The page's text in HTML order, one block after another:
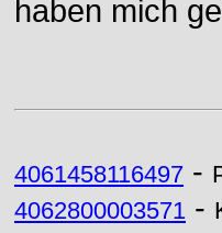
haben mich
4061458116497 -
4062800003571 -